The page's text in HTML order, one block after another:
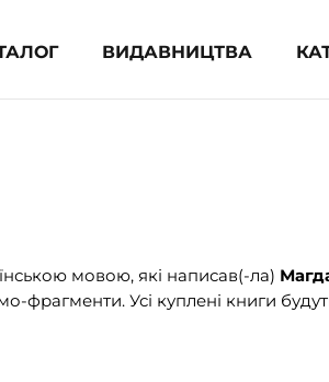
ВИДАВНИЦТВА
мовою, які написав(-ла)
Усі куплені книги